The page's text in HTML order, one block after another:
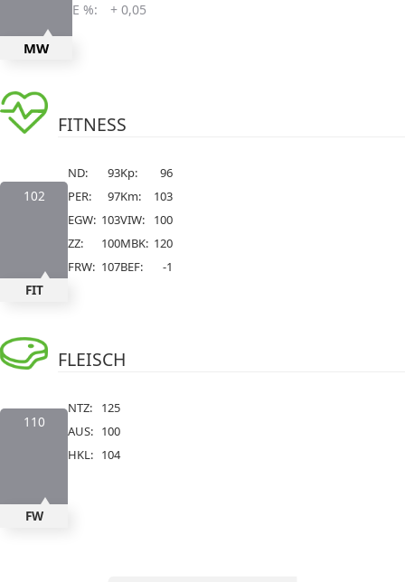
MW
E %:
+ 0,05
FITNESS
102
FIT
ND:
93
PER:
97
EGW: 103
ZZ:
100
FRW: 107
Kp:
96
Km:
103
VIW:
100
MBK: 120
BEF:
-1
FLEISCH
110
FW
NTZ:
125
AUS: 100
HKL: 104